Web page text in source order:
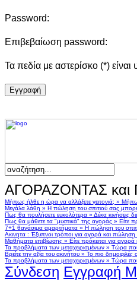
Password:
Επιβεβαίωση password:
Τα πεδία με αστερίσκο (*) είναι
Eγγραφή
ΑΓΟΡΑΖΟΝΤΑΣ
Μήπως ήλθε η ώρα να αλλάξετε γειτονιά; »
Μεγάλα λάθη » Η πώληση του σπιτιού σας
Πως θα πουλήσετε ευκολότερα » Δέκα κινήσεις
Πως θα μάθετε τα "μυστικά" της αγοράς » Είτε
7+1 θανάσιμα αμαρτήματα » Η πώληση του
Ακινητα : Έξυπνοι τρόποι για αγορά και πώληση
Μαθήματα επιβίωσης » Είτε πρόκειται για αγορά
Τα προβλήματα των μεταχειρισμένων » Τώρα που
Βρείτε την αξία του ακινήτου » Το πιο
Τα προβλήματα των μεταχειρισμένων » Τώρα που
Σύνδεση Εγγραφή